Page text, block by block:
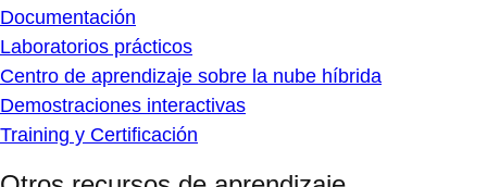
aplicaciones y los servicios nativos de la nube.
Partners
Para los clientes
Nuestros partners